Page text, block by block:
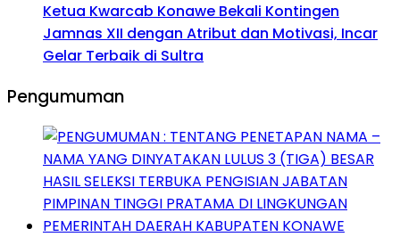
Ketua Kwarcab Konawe Bekali Kontingen
Jamnas XII dengan Atribut dan Motivasi, Incar
Gelar Terbaik di Sultra
Pengumuman